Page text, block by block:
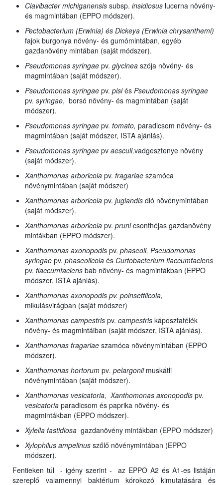
Clavibacter michiganensis subsp. insidiosus lucerna növény-
és magmintában (EPPO módszer).
Pectobacterium (Erwinia) és Dickeya (Erwinia chrysanthemi)
fajok burgonya növény- és gumómintában, egyéb
gazdanövény mintában (saját módszer).
Pseudomonas syringae pv. glycinea szója növény- és
magmintában (saját módszer).
Pseudomonas syringae pv. pisiés Pseudomonas syringae
pv. syringae, borsó növény- és magmintában (saját
módszer).
Pseudomonas syringae pv. tomato, paradicsom növény- és
magmintában (saját módszer, ISTA ajánlás).
Pseudomonas syringae pv aesculi,vadgesztenye növény
(saját módszer).
Xanthomonas arboricola pv. fragariae szamóca
növénymintában (saját módszer)
Xanthomonas arboricola pv. juglandis dió növénymintában
(saját módszer).
Xanthomonas arboricola pv. prunicsonthéjas gazdanövény
mintákban (EPPO módszer).
Xanthomonas axonopodis pv. phaseoli, Pseudomonas
syringae pv. phaseolicola és Curtobacterium flaccumfaciens
pv. flaccumfaciens bab növény- és magmintákban (EPPO
módszer, ISTA ajánlás).
Xanthomonas axonopodis pv. poinsettiicola,
mikulásvirágban (saját módszer)
Xanthomonas campestris pv. campestris káposztafélék
növény- és magmintáiban (saját módszer, ISTA ajánlás).
Xanthomonas fragariae szamóca növénymintában (EPPO
módszer).
Xanthomonas hortorum pv. pelargoniimuskátli
növénymintában (saját módszer).
Xanthomonas vesicatoria, Xanthomonas axonopodis pv.
vesicatoria paradicsom és paprika növény- és
magmintákban (EPPO módszer).
Xylella fastidiosa gazdanövény mintákban (EPPO módszer)
Xylophilus ampelinus szőlő növénymintában (EPPO
módszer).
Fentieken túl - igény szerint - az EPPO A2 és A1-es listáján
szereplő valamennyi baktérium kórokozó kimutatására és